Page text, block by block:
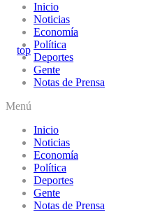
Inicio
Noticias
Economía
Política
Deportes
Gente
Notas de Prensa
Menú
Inicio
Noticias
Economía
Política
Deportes
Gente
Notas de Prensa